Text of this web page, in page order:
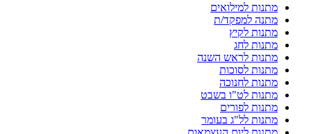
מתנות למילואים
מתנה למפקד/ת
מתנות לקיץ
מתנות לחג
מתנות לראש השנה
מתנות לסוכות
מתנות לחנוכה
מתנות לט"ו בשבט
מתנות לפורים
מתנות לל"ג בעומר